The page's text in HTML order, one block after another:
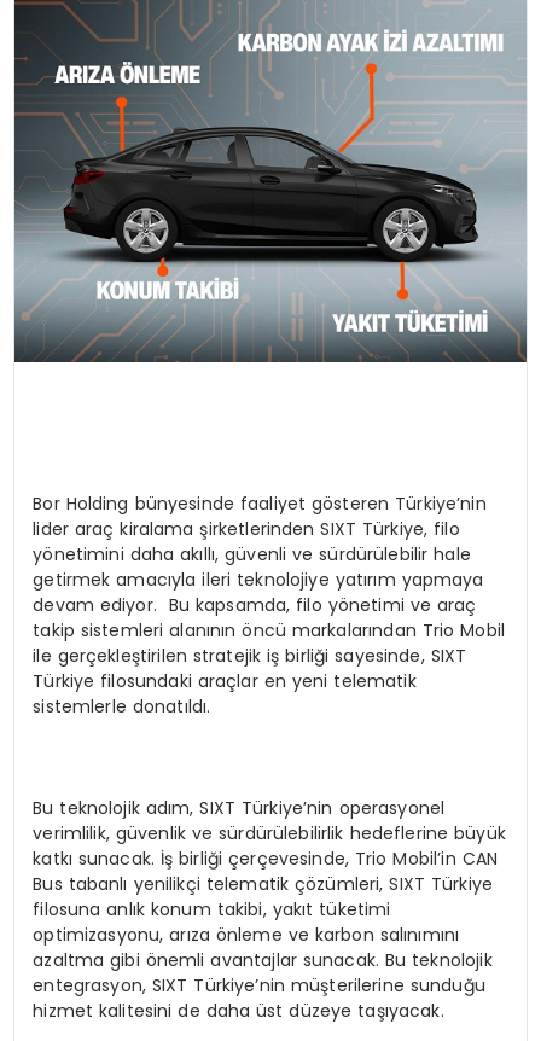
Bor Holding bünyesinde faaliyet gösteren Türkiye’nin
lider araç kiralama şirketlerinden SIXT Türkiye, filo
yönetimini daha akıllı, güvenli ve sürdürülebilir hale
getirmek amacıyla ileri teknolojiye yatırım yapmaya
devam ediyor. Bu kapsamda, filo yönetimi ve araç
takip sistemleri alanının öncü markalarından Trio Mobil
ile gerçekleştirilen stratejik iş birliği sayesinde, SIXT
Türkiye filosundaki araçlar en yeni telematik
sistemlerle donatıldı.
Bu teknolojik adım, SIXT Türkiye’nin operasyonel
verimlilik, güvenlik ve sürdürülebilirlik hedeflerine büyük
katkı sunacak. İş birliği çerçevesinde, Trio Mobil’in CAN
Bus tabanlı yenilikçi telematik çözümleri, SIXT Türkiye
filosuna anlık konum takibi, yakıt tüketimi
optimizasyonu, arıza önleme ve karbon salınımını
azaltma gibi önemli avantajlar sunacak. Bu teknolojik
entegrasyon, SIXT Türkiye’nin müşterilerine sunduğu
hizmet kalitesini de daha üst düzeye taşıyacak.